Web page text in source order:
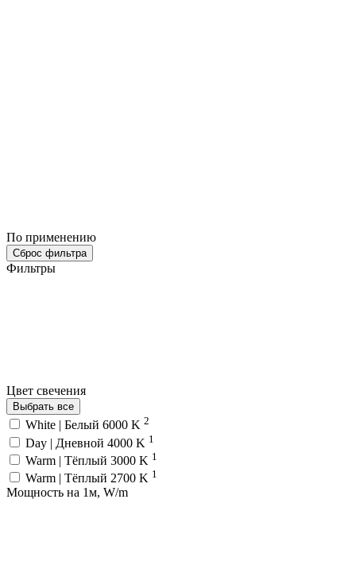
По применению
Сброс фильтра
Фильтры
Цвет свечения
Выбрать все
White | Белый 6000 K 2
Day | Дневной 4000 K 1
Warm | Тёплый 3000 K 1
Warm | Тёплый 2700 K 1
Мощность на 1м, W/m